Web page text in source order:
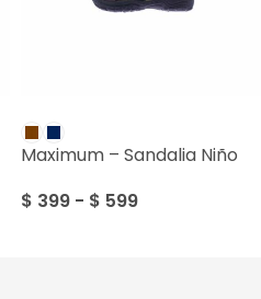
Maximum – Sandalia Niño
$ 399 - $ 599